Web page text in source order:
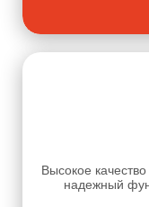
Высокое
надежный